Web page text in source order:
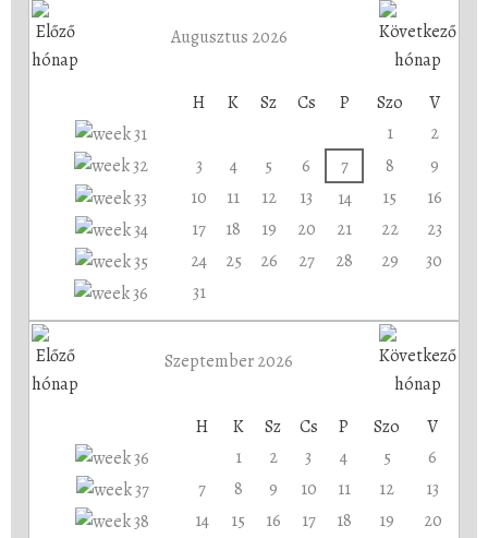
Augusztus 2026
H K Sz Cs P Szo
V
1
2
3
4 5 6 7 8
9
10
11 12 13 14 15
16
17
18 19 20 21 22
23
24
25 26 27 28 29
30
31
Szeptember 2026
H K Sz Cs P Szo
V
1
2 3 4 5
6
7
8 9 10 11 12
13
14
15 16 17 18 19
20